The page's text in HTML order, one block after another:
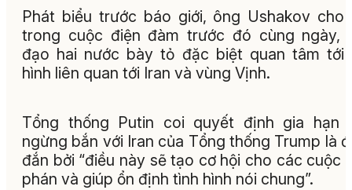
Phát biểu trước báo giới, ông Ushakov cho
trong cuộc điện đàm trước đó cùng ngày,
đạo hai nước bày tỏ đặc biệt quan tâm tới
hình liên quan tới Iran và vùng Vịnh.
Tổng thống Putin coi quyết định gia hạn
ngừng bắn với Iran của Tổng thống Trump là
đắn bởi “điều này sẽ tạo cơ hội cho các cuộc
phán và giúp ổn định tình hình nói chung”.